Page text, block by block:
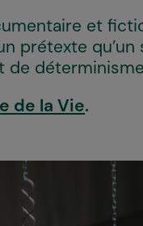
et
prétexte qu’un
de
de la Vie.